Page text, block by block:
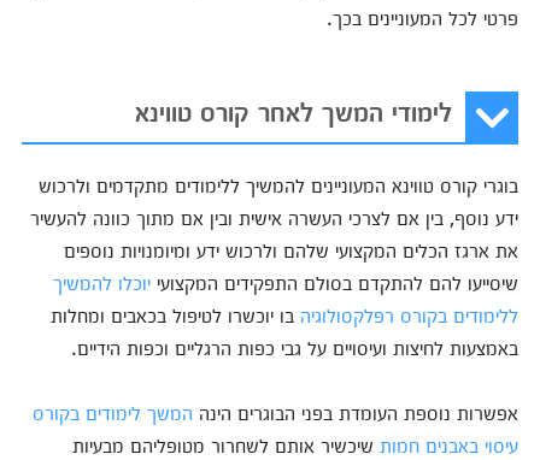
פרטי לכל המעוניינים בכך.
לימודי המשך לאחר קורס טווינא
בוגרי קורס טווינא המעוניינים להמשיך ללימודים מתקדמים ולרכוש
ידע נוסף, בין אם לצרכי העשרה אישית ובין אם מתוך כוונה להעשיר
את ארגז הכלים המקצועי שלהם ולרכוש ידע ומיומנויות נוספים
שיסייעו להם להתקדם בסולם התפקידים המקצועי יוכלו להמשיך
ללימודים בקורס רפלקסולוגיה בו יוכשרו לטיפול בכאבים ומחלות
באמצעות לחיצות ועיסויים על גבי כפות הרגליים וכפות הידיים.
אפשרות נוספת העומדת בפני הבוגרים הינה המשך לימודים בקורס
עיסוי באבנים חמות שיכשיר אותם לשחרור מטופליהם מבעיות